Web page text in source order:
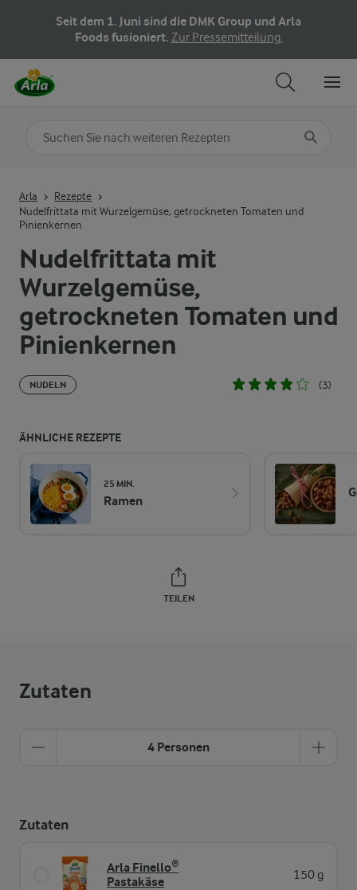
Seit dem 1. Juni sind die DMK Group und Arla
Foods fusioniert. Zur Pressemitteilung.
Nudelfrittata mit
Wurzelgemüse,
getrockneten Tomaten und
Pinienkernen
NUDELN (3)
ÄHNLICHE REZEPTE
25 MIN.
Ramen
TEILEN
Arla
Rezepte
Nudelfrittata mit Wurzelgemüse, getrockneten Tomaten und
Pinienkernen
Zutaten
4 Personen
Zutaten
Arla Finello®
Pastakäse
150 g
Nach Kategorie suchen